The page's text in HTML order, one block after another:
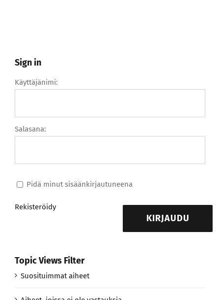
Sign in
Käyttäjänimi:
Salasana:
Pidä minut sisäänkirjautuneena
KIRJAUDU
Rekisteröidy
Topic Views Filter
Suosituimmat aiheet